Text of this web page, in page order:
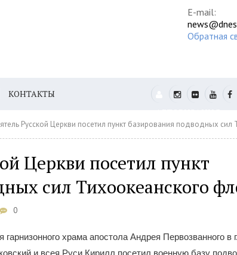
E-mail:
Обратная
КОНТАКТЫ
Русской Церкви посетил пункт базирования подводных сил
Церкви посетил пункт
сил Тихоокеанского
0
храма апостола Андрея Первозванного в г.
и всея Руси Кирилл посетил военную базу